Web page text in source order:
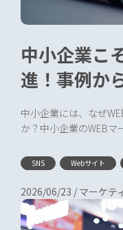
中小企業こ
進！事例か
ティング」と
中小企業には、なぜ
か？中小企業のWEBマ
SNS Webサイト
2026/06/23 / マーケテ